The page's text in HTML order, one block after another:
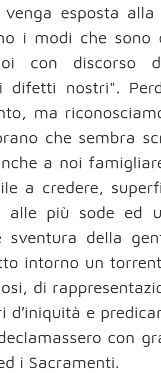
esposta
i modi che sono
con discorso
difetti nostri".
ma
che sembra
a noi
a credere,
alle più sode ed
sventura della
intorno un
di
d′iniquità e
con
i Sacramenti.